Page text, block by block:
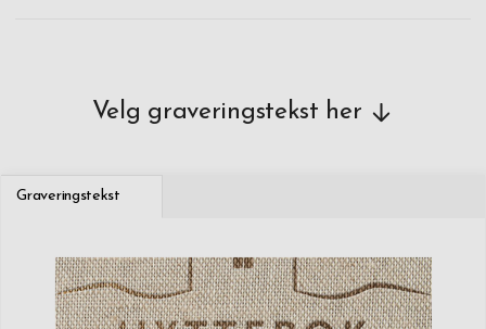
Velg graveringstekst her
Graveringstekst